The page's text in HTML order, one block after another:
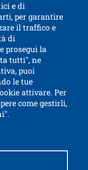
e di
per garantire
il traffico e
di
prosegui la
tutti", ne
puoi
le tue
attivare. Per
come gestirli,
nuova finestra
Trento